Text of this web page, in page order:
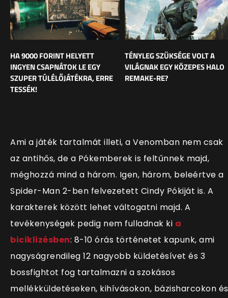
HA 9000 FORINT HELYETT
INGYEN CSAPNÁTOK LE EGY
SZUPER TÚLÉLŐJÁTÉKRA, ERRE
TESSÉK!
TÉNYLEG SZÜKSÉGE VOLT A
VILÁGNAK EGY KÖZEPES HALO
REMAKE-RE?
Ami a játék tartalmát illeti, a Venomban nem csak
az antihős, de a Pókemberek is feltűnnek majd,
méghozzá mind a három. Igen, három, beleértve a
Spider-Man 2-ben felvezetett Cindy Pókiját is. A
karakterek között lehet váltogatni majd. A
tevékenységek pedig nem fulladnak ki a
biciklizésben: 8-10 órás történetet kapunk, ami
nagyságrendileg 12 nagyobb küldetésívet és 3
bossfightot fog tartalmazni a szokásos
mellékküldetéseken, kihívásokon, bázisharcokon és